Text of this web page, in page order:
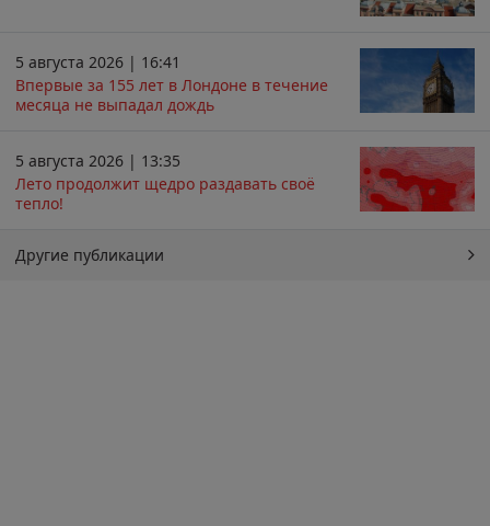
5 августа 2026 | 16:41
Впервые за 155 лет в Лондоне в течение
месяца не выпадал дождь
5 августа 2026 | 13:35
Лето продолжит щедро раздавать своё
тепло!
Другие публикации